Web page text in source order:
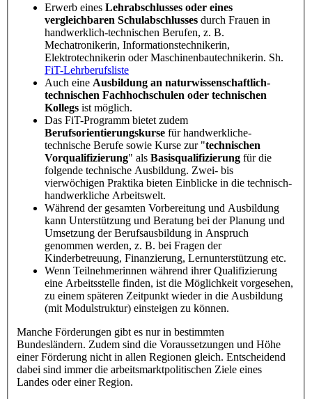
Erwerb eines Lehrabschlusses oder eines
vergleichbaren Schulabschlusses durch Frauen in
handwerklich-technischen Berufen, z. B.
Mechatronikerin, Informationstechnikerin,
Elektrotechnikerin oder Maschinenbautechnikerin. Sh.
FiT-Lehrberufsliste
Auch eine Ausbildung an naturwissenschaftlich-
technischen Fachhochschulen oder technischen
Kollegs ist möglich.
Das FiT-Programm bietet zudem
Berufsorientierungskurse für handwerkliche-
technische Berufe sowie Kurse zur "technischen
Vorqualifizierung" als Basisqualifizierung für die
folgende technische Ausbildung. Zwei- bis
vierwöchigen Praktika bieten Einblicke in die technisch-
handwerkliche Arbeitswelt.
Während der gesamten Vorbereitung und Ausbildung
kann Unterstützung und Beratung bei der Planung und
Umsetzung der Berufsausbildung in Anspruch
genommen werden, z. B. bei Fragen der
Kinderbetreuung, Finanzierung, Lernunterstützung etc.
Wenn Teilnehmerinnen während ihrer Qualifizierung
eine Arbeitsstelle finden, ist die Möglichkeit vorgesehen,
zu einem späteren Zeitpunkt wieder in die Ausbildung
(mit Modulstruktur) einsteigen zu können.
Manche Förderungen gibt es nur in bestimmten
Bundesländern. Zudem sind die Voraussetzungen und Höhe
einer Förderung nicht in allen Regionen gleich. Entscheidend
dabei sind immer die arbeitsmarktpolitischen Ziele eines
Landes oder einer Region.